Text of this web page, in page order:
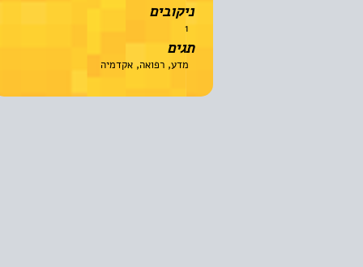
ניקובים
תגים
מדע, רפואה, אקדמיה